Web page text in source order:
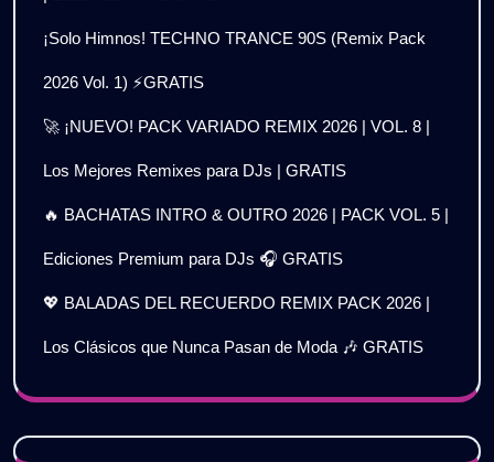
¡Solo Himnos! TECHNO TRANCE 90S (Remix Pack
2026 Vol. 1) ⚡GRATIS
🚀 ¡NUEVO! PACK VARIADO REMIX 2026 | VOL. 8 |
Los Mejores Remixes para DJs | GRATIS
🔥 BACHATAS INTRO & OUTRO 2026 | PACK VOL. 5 |
Ediciones Premium para DJs 🎧 GRATIS
💖 BALADAS DEL RECUERDO REMIX PACK 2026 |
Los Clásicos que Nunca Pasan de Moda 🎶 GRATIS